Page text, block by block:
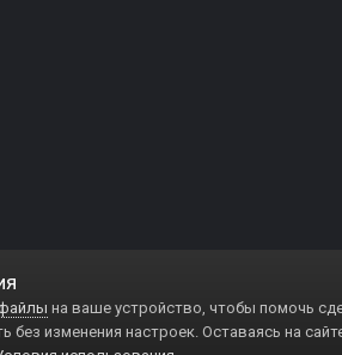
на ваше устройство, чтобы помочь
без изменения настроек. Оставаясь на